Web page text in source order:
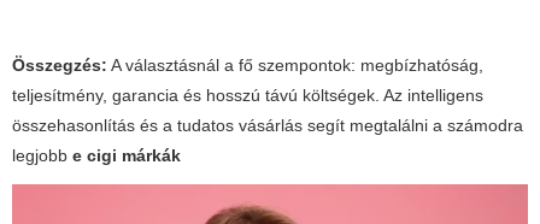
Összegzés: A választásnál a fő szempontok: megbízhatóság,
teljesítmény, garancia és hosszú távú költségek. Az intelligens
összehasonlítás és a tudatos vásárlás segít megtalálni a számodra
legjobb e cigi márkák